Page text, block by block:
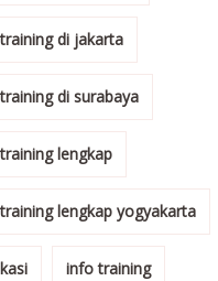
di jakarta
di surabaya
lengkap
lengkap yogyakarta
info training